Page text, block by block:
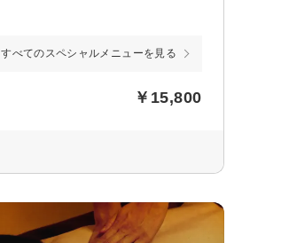
すべてのスペシャルメニューを見る
￥15,800